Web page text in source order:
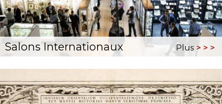
Salons Internationaux Plus